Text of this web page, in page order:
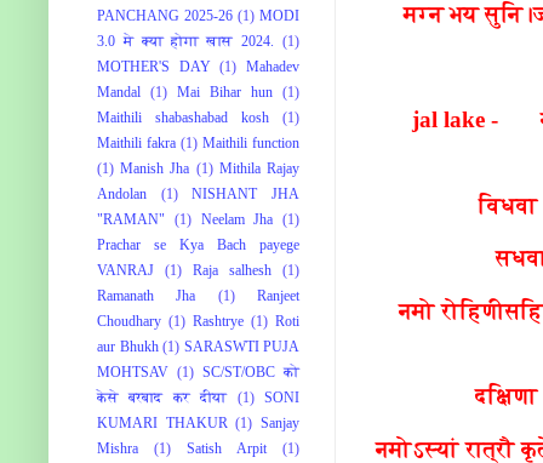
मग्न भय
jal lake - नमो
नमो
नमोऽस्यां रात्रौ
PANCHANG 2025-26 (1) MODI
3.0 मे क्या होगा खास 2024.
(1)
MOTHER'S DAY (1) Mahadev
Mandal (1) Mai Bihar hun (1)
Maithili shabashabad kosh
(1)
Maithili fakra (1) Maithili function
(1) Manish Jha (1) Mithila Rajay
Andolan
(1)
NISHANT JHA
"RAMAN"
(1) Neelam Jha (1)
Prachar se Kya Bach payege
VANRAJ
(1) Raja salhesh
(1)
Ramanath Jha
(1)
Ranjeet
Choudhary (1) Rashtrye (1) Roti
aur Bhukh (1) SARASWTI PUJA
MOHTSAV (1) SC/ST/OBC को
केसे बरबाद कर दीया
(1)
SONI
KUMARI THAKUR (1) Sanjay
Mishra
(1) Satish Arpit
(1)